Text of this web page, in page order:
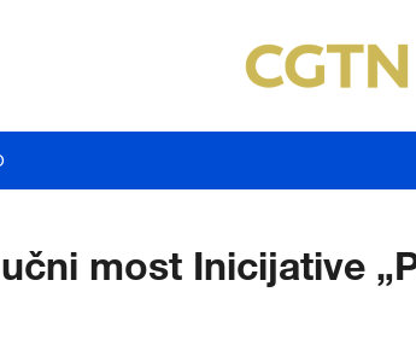
most Inicijative